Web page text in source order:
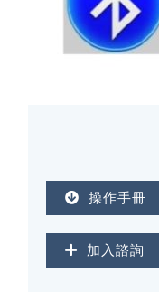
操作手冊
加入諮詢